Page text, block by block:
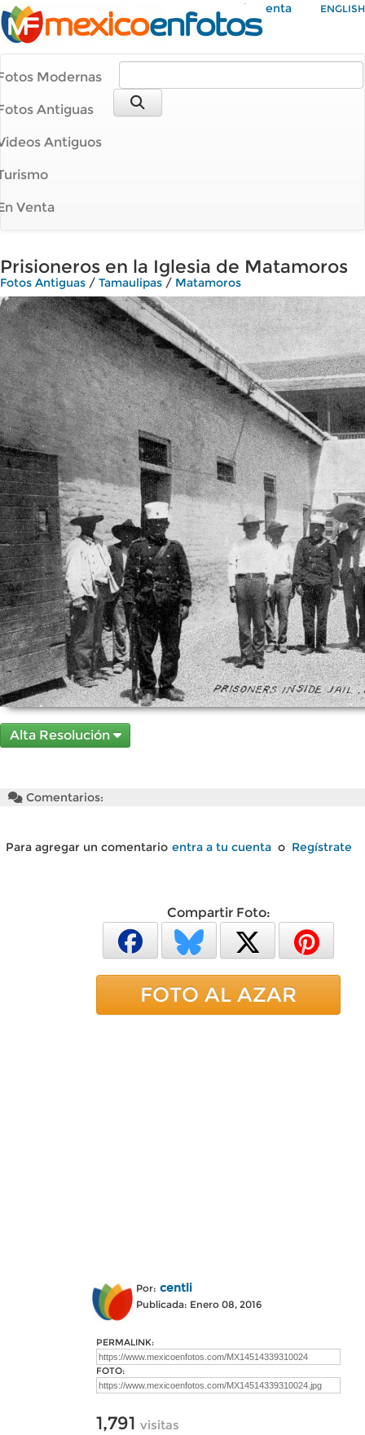
Mi Cuenta ENGLISH
Modernas
Antiguas
Antiguos
Venta
Prisioneros en la Iglesia de Matamoros
Fotos Antiguas / Tamaulipas / Matamoros
Alta Resolución
Comentarios:
Para agregar un comentario entra a tu cuenta o Regístrate
Compartir Foto:
FOTO AL AZAR
Por: centli
Publicada: Enero 08, 2016
PERMALINK:
FOTO:
1,791 visitas